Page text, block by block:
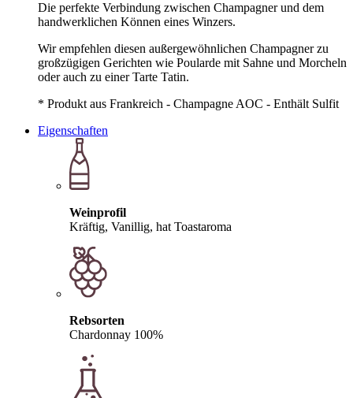
Die perfekte Verbindung zwischen Champagner und dem
handwerklichen Können eines Winzers.
Wir empfehlen diesen außergewöhnlichen Champagner zu
großzügigen Gerichten wie Poularde mit Sahne und Morcheln
oder auch zu einer Tarte Tatin.
* Produkt aus Frankreich - Champagne AOC - Enthält Sulfit
Eigenschaften
Weinprofil
Kräftig, Vanillig, hat Toastaroma
Rebsorten
Chardonnay 100%